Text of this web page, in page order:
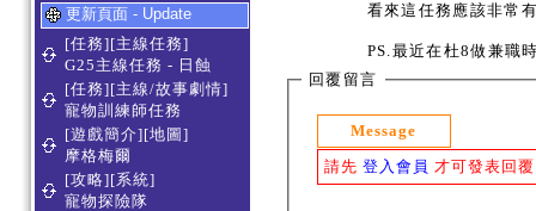
更新頁面 - Update
[任務][主線任務]
G25主線任務 - 日蝕
[任務][主線/故事劇情]
寵物訓練師任務
[遊戲簡介][地圖]
摩格梅爾
[攻略][系統]
寵物探險隊
看來這任務應該非常
PS.最近在杜8做兼職
回覆留言
Message
請先 登入會員 才可發表回